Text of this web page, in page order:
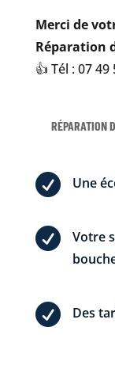
Merci de
Réparation
👍 Tél : 07 49
RÉPARATION
 Une

Votre
 Des